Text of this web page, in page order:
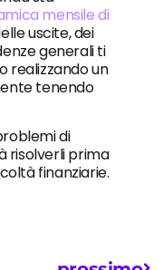
mensile di
uscite, dei
generali ti
realizzando un
tenendo
di
risolverli prima
finanziarie.